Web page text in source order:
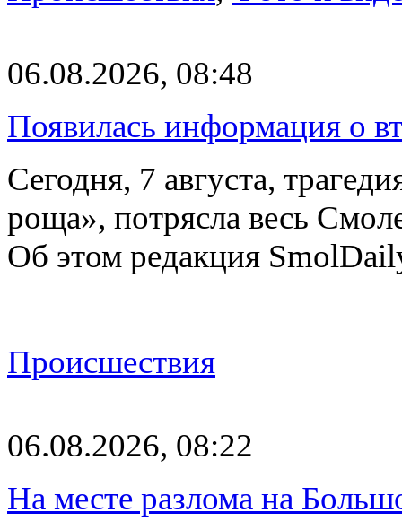
06.08.2026, 08:48
Появилась информация о
Сегодня, 7 августа,
роща», потрясла весь
Об этом редакция
Происшествия
06.08.2026, 08:22
На месте разлома на